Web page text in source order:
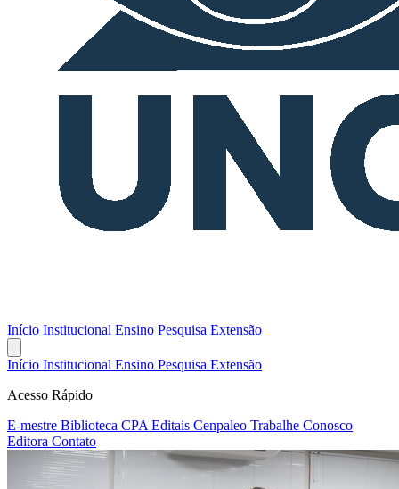
Início Institucional Ensino Pesquisa Extensão
Início Institucional Ensino Pesquisa Extensão
Acesso Rápido
E-mestre Biblioteca CPA Editais Cenpaleo Trabalhe Conosco
Editora Contato